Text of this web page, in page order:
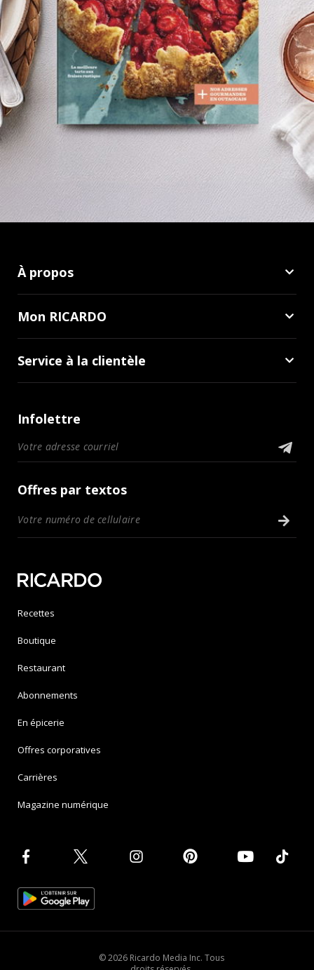
À propos
Mon RICARDO
Service à la clientèle
Infolettre
Offres par textos
Recettes
Boutique
Restaurant
Abonnements
En épicerie
Offres corporatives
Carrières
Magazine numérique
© 2026 Ricardo Media Inc. Tous